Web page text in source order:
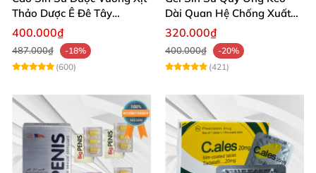
Thảo Dược Ê Đê Tây
Nguyên Hỗ Trợ Xuất Tinh
400.000₫
487.000₫
-18%
(600)
Dài Quan Hệ Chống Xuất
Tinh Sớm
320.000₫
400.000₫
-20%
(421)